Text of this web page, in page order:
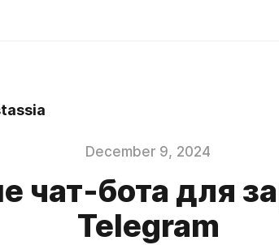
December 9, 2024
чат-бота для
Telegram